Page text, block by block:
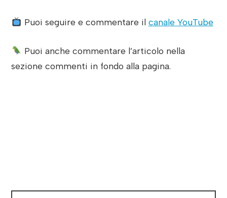
Puoi seguire e commentare il canale YouTube
Puoi anche commentare l’articolo nella
sezione commenti in fondo alla pagina.